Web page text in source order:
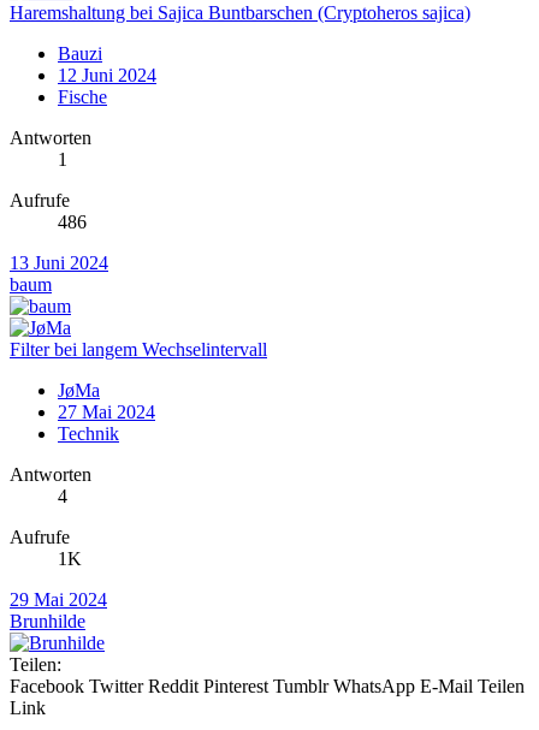
Haremshaltung bei Sajica Buntbarschen (Cryptoheros sajica)
Bauzi
12 Juni 2024
Fische
Antworten
1
Aufrufe
486
13 Juni 2024
baum
Filter bei langem Wechselintervall
JøMa
27 Mai 2024
Technik
Antworten
4
Aufrufe
1K
29 Mai 2024
Brunhilde
Teilen:
Facebook Twitter Reddit Pinterest Tumblr WhatsApp E-Mail Teilen
Link